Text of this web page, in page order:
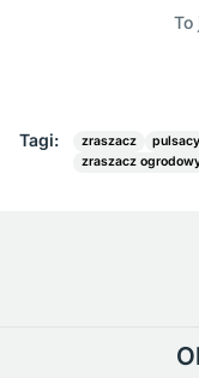
To
Tagi: zraszacz
zraszacz